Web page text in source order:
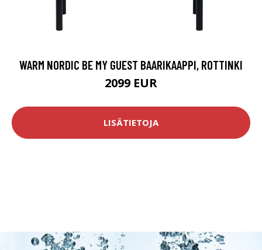
WARM NORDIC BE MY GUEST BAARIKAAPPI, ROTTINKI
2099 EUR
LISÄTIETOJA